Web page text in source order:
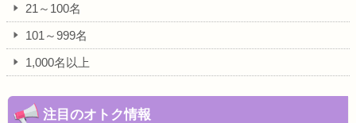
21～100名
101～999名
1,000名以上
注目のオトク情報